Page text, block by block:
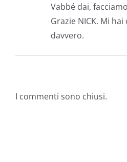
Vabbé dai,
Grazie NICK. Mi
davvero.
I commenti sono chiusi.